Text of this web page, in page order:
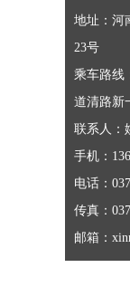
地址：河
23号
乘车路线
道清路新
联系人：
手机：
电话：
传真：
邮箱：